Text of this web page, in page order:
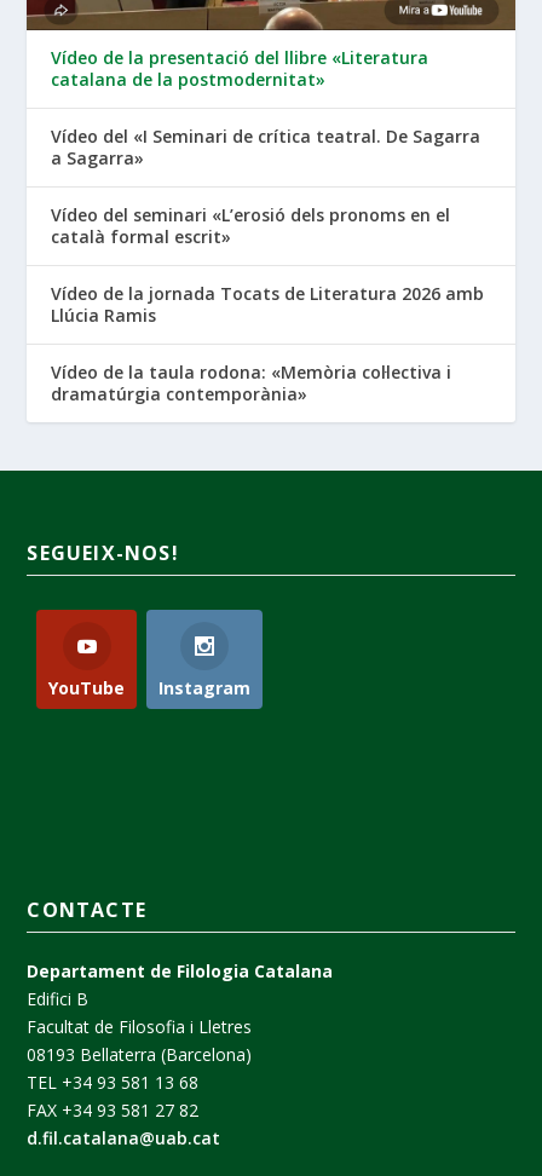
Vídeo de la presentació del llibre «Literatura
catalana de la postmodernitat»
Vídeo del «I Seminari de crítica teatral. De Sagarra
a Sagarra»
Vídeo del seminari «L’erosió dels pronoms en el
català formal escrit»
Vídeo de la jornada Tocats de Literatura 2026 amb
Llúcia Ramis
Vídeo de la taula rodona: «Memòria col·lectiva i
dramatúrgia contemporània»
SEGUEIX-NOS!
YouTube Instagram
CONTACTE
Departament de Filologia Catalana
Edifici B
Facultat de Filosofia i Lletres
08193 Bellaterra (Barcelona)
TEL +34 93 581 13 68
FAX +34 93 581 27 82
d.fil.catalana@uab.cat